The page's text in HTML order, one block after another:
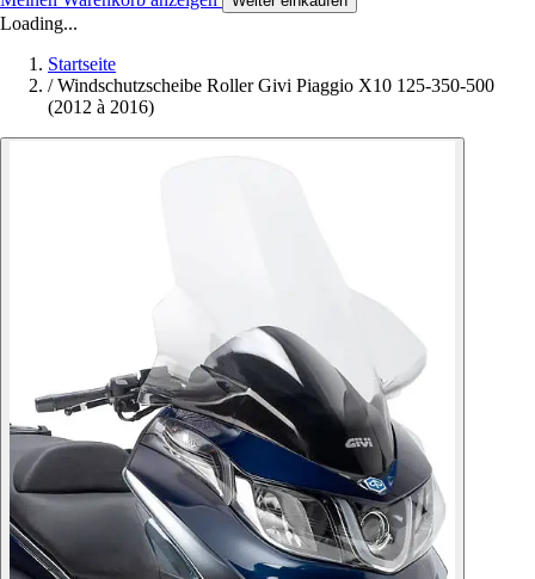
Loading...
Startseite
/ Windschutzscheibe Roller Givi Piaggio X10 125-350-500
(2012 à 2016)